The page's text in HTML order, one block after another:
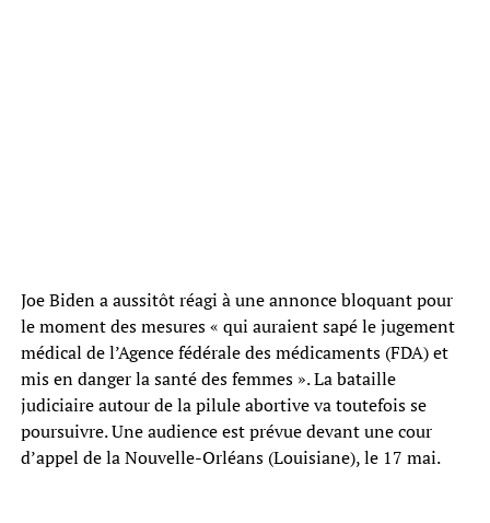
Joe Biden a aussitôt réagi à une annonce bloquant pour
le moment des mesures « qui auraient sapé le jugement
médical de l’Agence fédérale des médicaments (FDA) et
mis en danger la santé des femmes ». La bataille
judiciaire autour de la pilule abortive va toutefois se
poursuivre. Une audience est prévue devant une cour
d’appel de la Nouvelle-Orléans (Louisiane), le 17 mai.